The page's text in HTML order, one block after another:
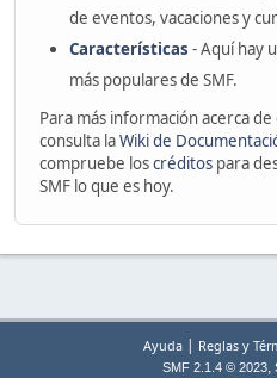
de eventos, vacaciones y
Características - Aquí hay
más populares de SMF.
Para más información acerca
consulta laWiki de
compruebe loscréditos para
SMF lo que es hoy.
Ayuda | Reglas y
SMF 2.1.4 © 2023,